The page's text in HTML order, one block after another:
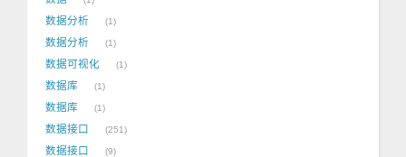
数据分析 1
数据分析 1
数据可视化 1
数据库 1
数据库 1
数据接口 251
数据接口 9